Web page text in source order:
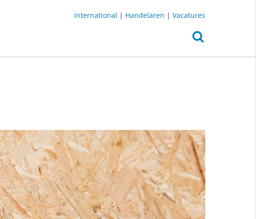
international | Handelaren | Vacatures